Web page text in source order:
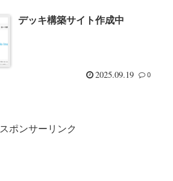
デッキ構築サイト作成中
2025.09.19 0
スポンサーリンク